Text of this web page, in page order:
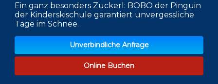
Ein ganz besonders Zuckerl: BOBO der Pinguin
der Kinderskischule garantiert unvergessliche
Tage im Schnee.
Unverbindliche Anfrage
Online Buchen